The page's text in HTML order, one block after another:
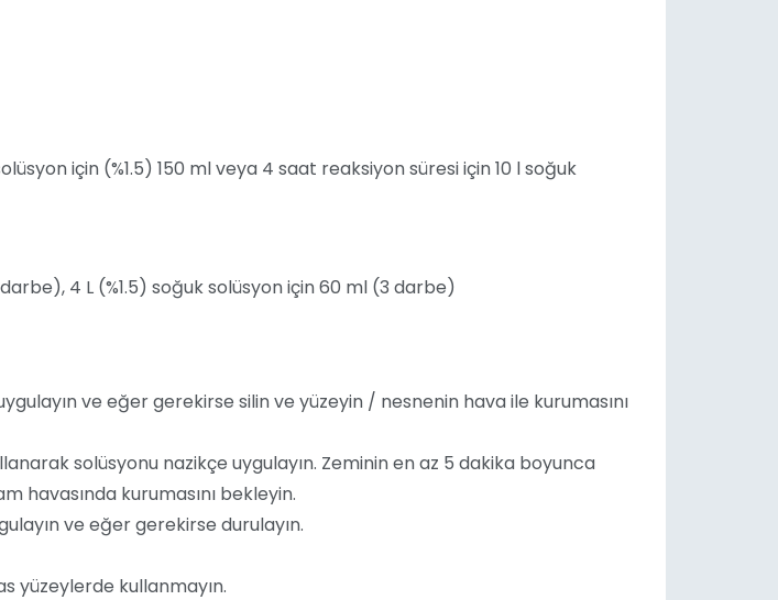
için (%1.5) 150 ml veya 4 saat reaksiyon süresi için 10 l soğuk
4 L (%1.5) soğuk solüsyon için 60 ml (3 darbe)
ve eğer gerekirse silin ve yüzeyin / nesnenin hava ile kurumasını
solüsyonu nazikçe uygulayın. Zeminin en az 5 dakika boyunca
havasında kurumasını bekleyin.
ve eğer gerekirse durulayın.
yüzeylerde kullanmayın.